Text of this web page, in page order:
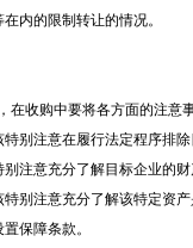
内的限制转让的情况。
在收购中要将各方面的注意
别注意在履行法定程序排
注意充分了解目标企业的
别注意充分了解该特定资
保障条款。